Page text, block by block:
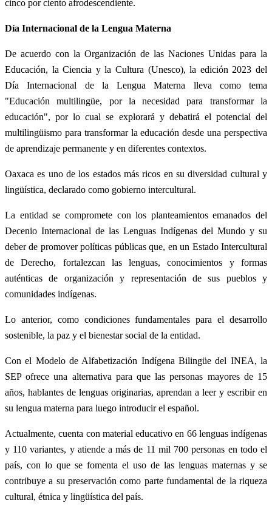
cinco por ciento afrodescendiente.
Día Internacional de la Lengua Materna
De acuerdo con la Organización de las Naciones Unidas para la
Educación, la Ciencia y la Cultura (Unesco), la edición 2023 del
Día Internacional de la Lengua Materna lleva como tema
"Educación multilingüe, por la necesidad para transformar la
educación", por lo cual se explorará y debatirá el potencial del
multilingüismo para transformar la educación desde una perspectiva
de aprendizaje permanente y en diferentes contextos.
Oaxaca es uno de los estados más ricos en su diversidad cultural y
lingüística, declarado como gobierno intercultural.
La entidad se compromete con los planteamientos emanados del
Decenio Internacional de las Lenguas Indígenas del Mundo y su
deber de promover políticas públicas que, en un Estado Intercultural
de Derecho, fortalezcan las lenguas, conocimientos y formas
auténticas de organización y representación de sus pueblos y
comunidades indígenas.
Lo anterior, como condiciones fundamentales para el desarrollo
sostenible, la paz y el bienestar social de la entidad.
Con el Modelo de Alfabetización Indígena Bilingüe del INEA, la
SEP ofrece una alternativa para que las personas mayores de 15
años, hablantes de lenguas originarias, aprendan a leer y escribir en
su lengua materna para luego introducir el español.
Actualmente, cuenta con material educativo en 66 lenguas indígenas
y 110 variantes, y atiende a más de 11 mil 700 personas en todo el
país, con lo que se fomenta el uso de las lenguas maternas y se
contribuye a su preservación como parte fundamental de la riqueza
cultural, étnica y lingüística del país.